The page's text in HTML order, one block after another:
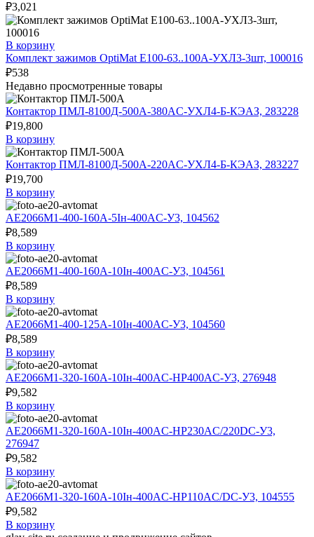
₽3,021
В корзину
Комплект зажимов OptiMat E100-63..100А-УХЛ3-3шт, 100016
₽538
Недавно просмотренные товары
Контактор ПМЛ-8100Д-500А-380AC-УХЛ4-Б-КЭАЗ, 283228
₽19,800
В корзину
Контактор ПМЛ-8100Д-500А-220AC-УХЛ4-Б-КЭАЗ, 283227
₽19,700
В корзину
АЕ2066М1-400-160А-5Iн-400AC-У3, 104562
₽8,589
В корзину
АЕ2066М1-400-160А-10Iн-400AC-У3, 104561
₽8,589
В корзину
АЕ2066М1-400-125А-10Iн-400AC-У3, 104560
₽8,589
В корзину
АЕ2066М1-320-160А-10Iн-400AC-НР400AC-У3, 276948
₽9,582
В корзину
АЕ2066М1-320-160А-10Iн-400AC-НР230AC/220DC-У3,
276947
₽9,582
В корзину
АЕ2066М1-320-160А-10Iн-400AC-НР110AC/DC-У3, 104555
₽9,582
В корзину